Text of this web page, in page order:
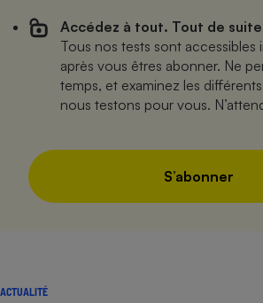
Accédez à tout. Tout de
Tous nos tests sont accessibles
après vous êtres abonner. Ne
temps, et examinez les
nous testons pour vous.
S’abonner
ACTUALITÉ